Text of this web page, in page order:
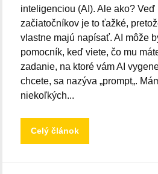
inteligenciou (AI). Ale ako? Veď
začiatočníkov je to ťažké,
vlastne majú napísať. AI môže
pomocník, keď viete, čo mu
zadanie, na ktoré vám AI
chcete, sa nazýva „prompt„.
niekoľkých...
Celý článok